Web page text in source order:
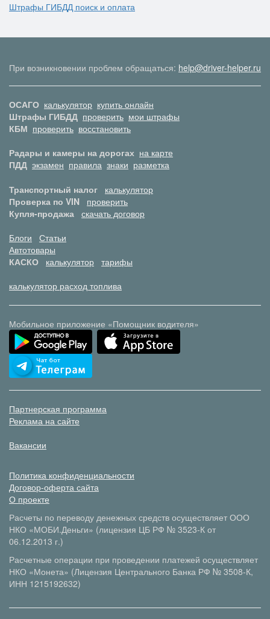
Штрафы ГИБДД поиск и оплата
При возникновении проблем обращаться: help@driver-helper.ru
ОСАГО калькулятор купить онлайн
Штрафы ГИБДД проверить мои штрафы
КБМ проверить восстановить
Радары и камеры на дорогах на карте
ПДД экзамен правила знаки разметка
Транспортный налог
калькулятор
Проверка по VIN
проверить
Купля-продажа скачать договор
Блоги
Статьи
Автотовары
КАСКО
калькулятор тарифы
калькулятор расход топлива
Мобильное приложение «Помощник водителя»
Партнерская программа
Реклама на сайте
Вакансии
Политика конфиденциальности
Договор-оферта сайта
О проекте
Расчеты по переводу денежных средств осуществляет ООО
НКО «МОБИ.Деньги» (лицензия ЦБ РФ № 3523-К от
06.12.2013 г.)
Расчетные операции при проведении платежей осуществляет
НКО «Монета» (Лицензия Центрального Банка РФ № 3508-К,
ИНН 1215192632)